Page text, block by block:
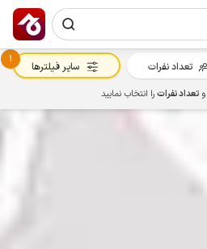
تعداد نفرات
1
سایر فیلترها
و تعداد نفراترا انتخاب نمایید